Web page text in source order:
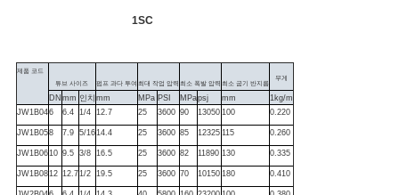
1SC
제품 코드
튜브 사이즈
펌프 과다 투여 최대 작업 압력 최소 폭발 압력 최소 굽기 반지름
무게
DN mm 인치 mm MPa PSI MPapsj mm
1kg/m
JW1B046 6.4 1/4 12.7 25 3600 90 13050 100 0.220
JW1B058 7.9 5/1614.4 25 3600 85 12325 115 0.260
JW1B0610 9.5 3/8 16.5 25 3600 82 11890 130 0.335
JW1B0812 12.71/2 19.5 25 3600 70 10150 180 0.410